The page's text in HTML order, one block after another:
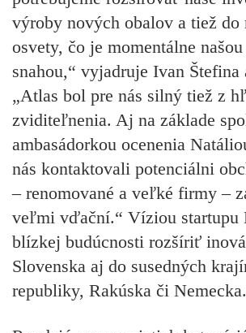
výroby nových obalov a tiež do
osvety, čo je momentálne
snahou,“ vyjadruje Ivan Štefina
„Atlas bol pre nás silný tiež z
zviditeľnenia. Aj na základe
ambasádorkou ocenenia
nás kontaktovali potenciálni
– renomované a veľké firmy –
veľmi vďační.“ Víziou startupu
blízkej budúcnosti rozšíriť
Slovenska aj do susedných
republiky, Rakúska či Nemecka.